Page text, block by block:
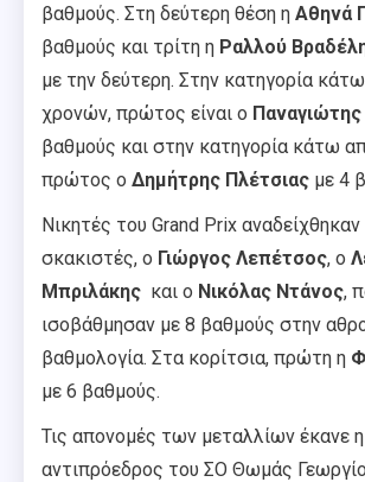
βαθμούς. Στη δεύτερη θέση η Αθηνά
βαθμούς και τρίτη η Ραλλού
με την δεύτερη. Στην κατηγορία
χρονών, πρώτος είναι ο
βαθμούς και στην κατηγορία κάτω
πρώτος ο Δημήτρης Πλέτσιας με 4
Νικητές του Grand Prix αναδείχθηκαν
σκακιστές, ο Γιώργος Λεπέτσος, ο
Μπριλάκης και ο Νικόλας Ντάνος,
ισοβάθμησαν με 8 βαθμούς στην
βαθμολογία. Στα κορίτσια, πρώτη η
με 6 βαθμούς.
Τις απονομές των μεταλλίων έκανε η
αντιπρόεδρος του ΣΟ Θωμάς